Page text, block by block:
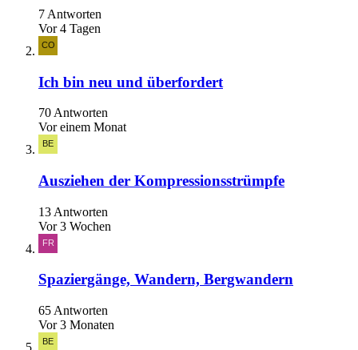
7 Antworten
Vor 4 Tagen
Ich bin neu und überfordert
70 Antworten
Vor einem Monat
Ausziehen der Kompressionsstrümpfe
13 Antworten
Vor 3 Wochen
Spaziergänge, Wandern, Bergwandern
65 Antworten
Vor 3 Monaten